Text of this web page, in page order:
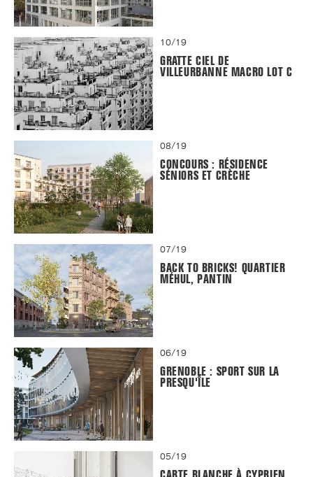
10/19
GRATTE CIEL DE
VILLEURBANNE MACRO LOT C
08/19
CONCOURS : RÉSIDENCE
SÉNIORS ET CRÈCHE
07/19
BACK TO BRICKS! QUARTIER
MÉHUL, PANTIN
06/19
GRENOBLE : SPORT SUR LA
PRESQU'ÎLE
05/19